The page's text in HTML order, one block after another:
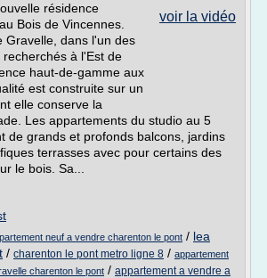
voir la vidéo
résidence
Bois de Vincennes.
Gravelle, dans l'un des
à l'Est de
haut-de-gamme aux
est construite sur un
elle conserve la
Les appartements du studio au 5
de grands et profonds balcons, jardins
terrasses avec pour certains des
le bois. Sa...
neuf a vendre charenton le pont / lea
/ charenton le pont metro ligne 8 / appartement
charenton le pont / appartement a vendre a